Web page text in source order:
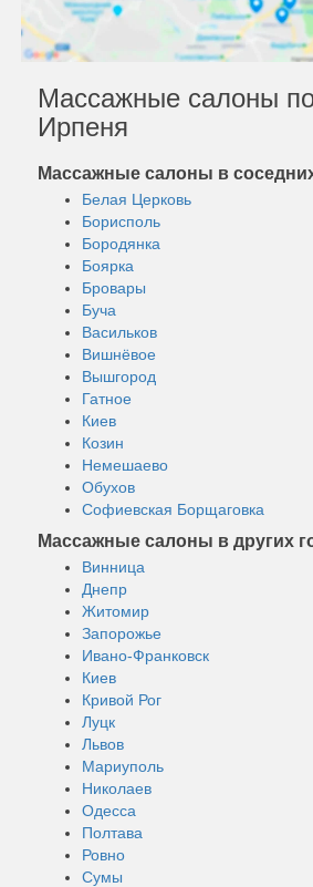
Массажные салоны
Ирпеня
Массажные салоны в
Белая Церковь
Борисполь
Бородянка
Боярка
Бровары
Буча
Васильков
Вишнёвое
Вышгород
Гатное
Киев
Козин
Немешаево
Обухов
Софиевская Борщаговка
Массажные салоны в других
Винница
Днепр
Житомир
Запорожье
Ивано-Франковск
Киев
Кривой Рог
Луцк
Львов
Мариуполь
Николаев
Одесса
Полтава
Ровно
Сумы